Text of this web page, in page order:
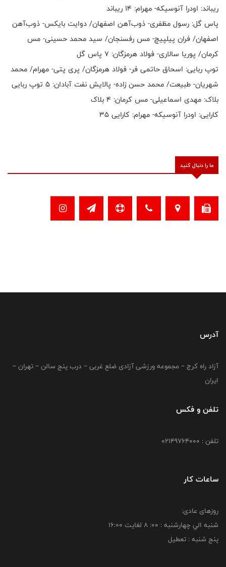
ریباند: اودرا آنوسیکه- مهرام: ۱۴ ریباند
پاس گل: رسول مظفری- ذوب‌آهن اصفهان/ دوایت بایکس- ذوب‌آهن
اصفهان/ فران پیلپیچ- مس رفسنجان/ سید محمد حسینی- مس
کرمان/ پوریا سالاری- فولاد هرمزگان: ۷ پاس گل
توپ ربایی: اسحاق حاتمی فر- فولاد هرمزگان/ پری پتی- مهرام/ محمد
شهریان- طبیعت/ محمد حسن زاده- پالایش نفت آبادان: ۵ توپ ربایی
بلاک: مهدی اسماعیلی- مس کرمان: ۴ بلاک
کارایی: اودرا آنوسیکه- مهرام: کارایی ۳۵
ما را دنبال کنید
آدرس
آزاد راه کرج – مجموعه ورزشی آزادی ضلع غربی – درب پنج سالن – تهران –
ایران
تلفن و فکس
تلفن : 02149764000
ساعات کار
روزهای عادی:
شنبه الي چهارشنبه : 00: 8 لغايت 16:00
پنج شنبه : تعطیل